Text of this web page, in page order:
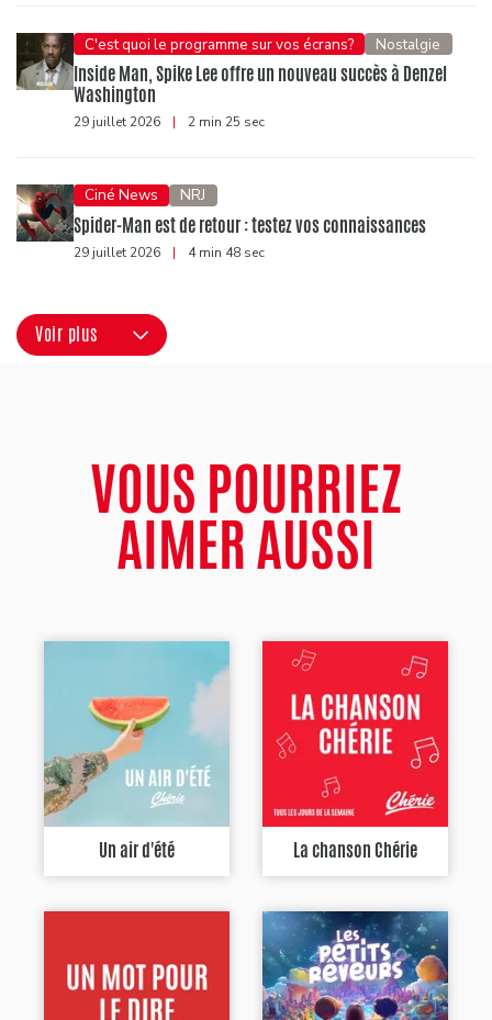
C'est quoi le programme sur vos écrans? Nostalgie
Inside Man, Spike Lee offre un nouveau succès à Denzel
Washington
29 juillet 2026 | 2 min 25 sec
Ciné News NRJ
Spider-Man est de retour : testez vos connaissances
29 juillet 2026 | 4 min 48 sec
Voir plus
VOUS POURRIEZ
AIMER AUSSI
Un air d'été La chanson Chérie